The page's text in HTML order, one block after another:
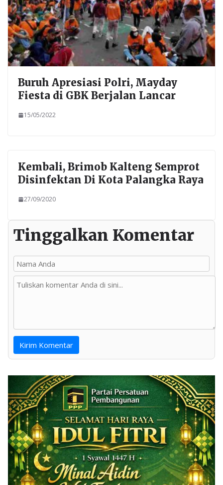
Buruh Apresiasi Polri, Mayday
Fiesta di GBK Berjalan Lancar
15/05/2022
Kembali, Brimob Kalteng Semprot
Disinfektan Di Kota Palangka Raya
27/09/2020
Tinggalkan Komentar
Kirim Komentar